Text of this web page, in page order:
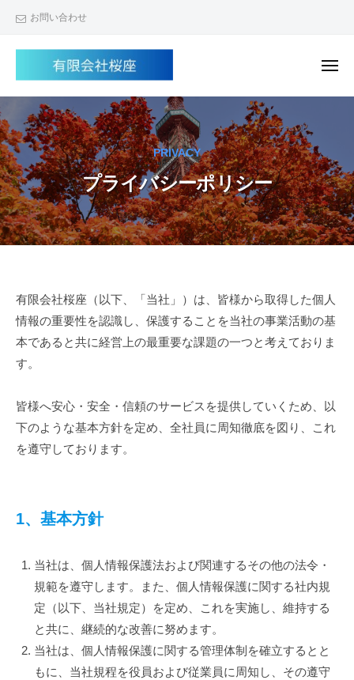
ツ
へ
ス
キ
ッ
プ
お問い合わせ
有
限
会
社
桜
座
メ
ー
PRIVACY
プライバシーポリシー
プ
ラ
イ
シ
ー
シ
ー
2024
月
有限会社桜座（以下、「当社」）は、皆様から取得した個人
情報の重要性を認識し、保護することを当社の事業活動の基
本であると共に経営上の最重要な課題の一つと考えておりま
す。
皆様へ安心・安全・信頼のサービスを提供していくため、以
下のような基本方針を定め、全社員に周知徹底を図り、これ
を遵守しております。
1、基本方針
当社は、個人情報保護法および関連するその他の法令・
規範を遵守します。また、個人情報保護に関する社内規
定（以下、当社規定）を定め、これを実施し、維持する
と共に、継続的な改善に努めます。
当社は、個人情報保護に関する管理体制を確立するとと
もに、当社規程を役員および従業員に周知し、その遵守
限
座